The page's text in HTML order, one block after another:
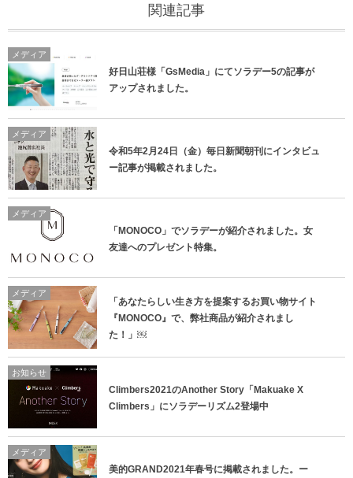
関連記事
メディア
好日山荘様「GsMedia」にてソラデー5の記事が
アップされました。
メディア
令和5年2月24日（金）毎日新聞朝刊にインタビュ
ー記事が掲載されました。
メディア
「MONOCO」でソラデーが紹介されました。女
友達へのプレゼント特集。
メディア
「あなたらしい生き方を提案するお買い物サイト
『MONOCO』で、弊社商品が紹介されまし
た！」￼
お知らせ
Climbers2021のAnother Story「Makuake X
Climbers」にソラデーリズム2登場中
メディア
美的GRAND2021年春号に掲載されました。ー